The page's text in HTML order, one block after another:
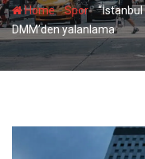
Home-Spor-“İstanbul
DMM’den yalanlama